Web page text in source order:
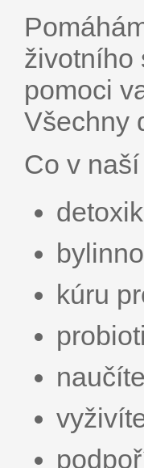
životního
pomoci
Všechny
Co v
kúru